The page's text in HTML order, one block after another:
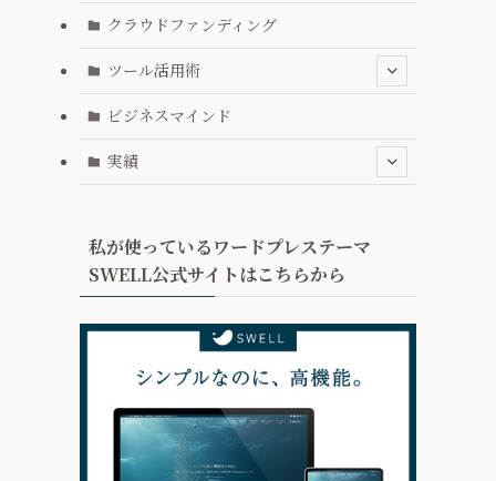
クラウドファンディング
ツール活用術
ビジネスマインド
実績
私が使っているワードプレステーマ
SWELL公式サイトはこちらから